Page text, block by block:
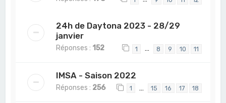
24h de Daytona 2023 - 28/29
janvier
Réponses : 152 1 … 8 9 10 11
IMSA - Saison 2022
Réponses : 256 1 … 15 16 17 18